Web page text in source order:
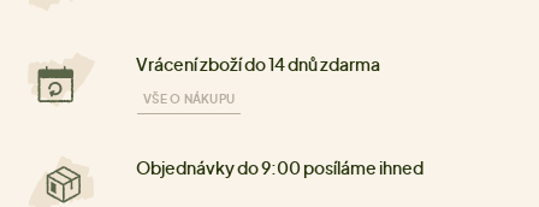
Vrácení zboží do 14 dnů zdarma
VŠE O NÁKUPU
Objednávky do 9:00 posíláme ihned